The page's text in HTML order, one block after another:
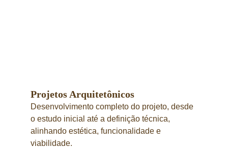
Projetos Arquitetônicos
Desenvolvimento completo do projeto, desde
o estudo inicial até a definição técnica,
alinhando estética, funcionalidade e
viabilidade.